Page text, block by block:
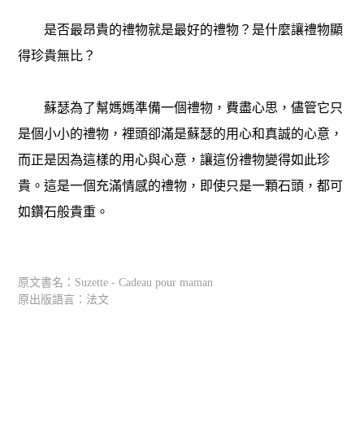
是否最昂貴的禮物就是最好的禮物？是什麼讓禮物顯
得珍貴無比？
蘇瑟為了幫媽媽準備一個禮物，費盡心思，儘管它只
是個小小的禮物，裡頭卻滿是蘇瑟的用心和真誠的心意，
而正是因為這樣的用心與心意，讓這份禮物變得如此珍
貴。這是一個充滿情感的禮物，即使只是一顆石頭，都可
如鑽石般貴重。
原文書名：Suzette - Cadeau pour maman
原出版語言：法文